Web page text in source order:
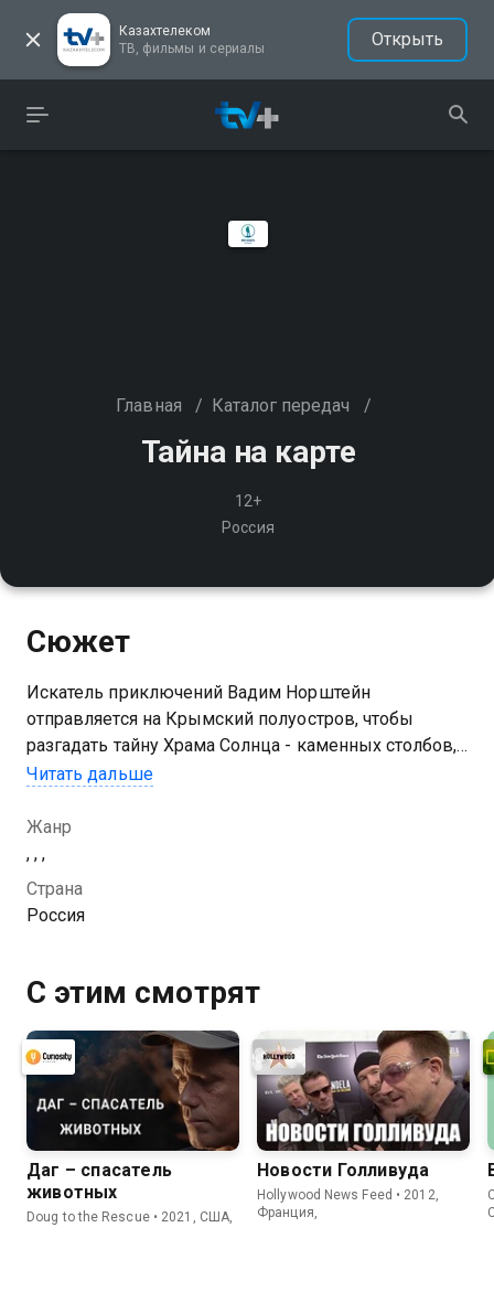
Казахтелеком
ТВ, фильмы и сериалы
Открыть
Главная / Каталог передач /
Тайна на карте
12+
Россия
Сюжет
Искатель приключений Вадим Норштейн
отправляется на Крымский полуостров, чтобы
разгадать тайну Храма Солнца - каменных столбов,
напоминающих солярный знак, привлекающих
Читать дальше
Жанр
, , ,
Страна
Россия
С этим смотрят
Даг – спасатель
животных
Doug to the Rescue • 2021, США,
Новости Голливуда
Hollywood News Feed • 2012,
Франция,